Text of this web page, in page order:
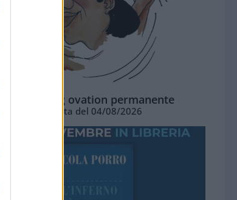
La standing ovation permanente
Vignetta del 04/08/2026